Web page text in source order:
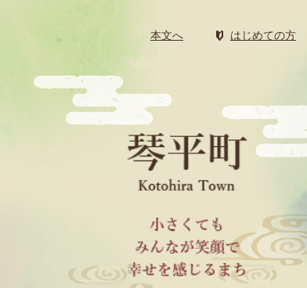
本文へ はじめての方
琴平町電子地域通貨KOTOCA